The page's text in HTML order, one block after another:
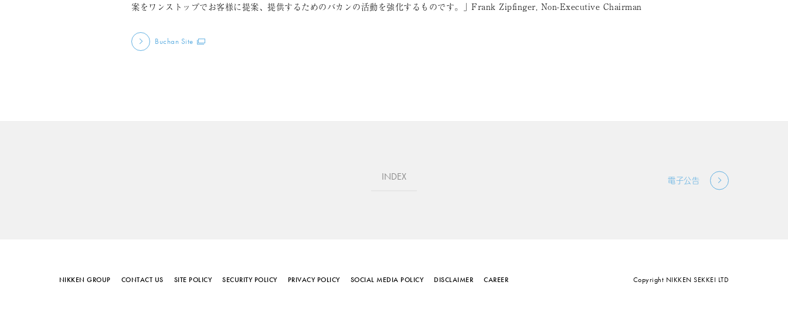
案をワンストップでお客様に提案、提供するためのバカンの活動を強化するものです。」Frank Zipfinger, Non-Executive Chairman
Buchan Site
INDEX 電子公告
NIKKEN GROUP CONTACT US SITE POLICY SECURITY POLICY PRIVACY POLICY SOCIAL MEDIA POLICY DISCLAIMER CAREER Copyright NIKKEN SEKKEI LTD